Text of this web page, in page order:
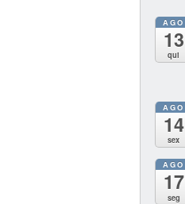
AGO
13
qui
AGO
14
sex
AGO
17
seg